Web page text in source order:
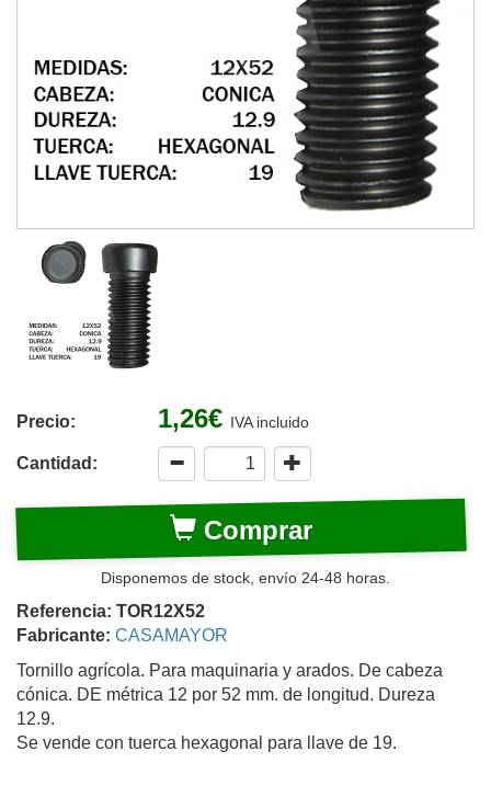
Precio: 1,26€ IVA incluido
Cantidad:
Comprar
Disponemos de stock, envío 24-48 horas.
Referencia: TOR12X52
Fabricante: CASAMAYOR
Tornillo agrícola. Para maquinaria y arados. De cabeza
cónica. DE métrica 12 por 52 mm. de longitud. Dureza
12.9.
Se vende con tuerca hexagonal para llave de 19.